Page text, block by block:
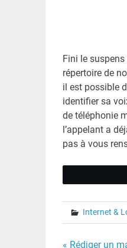
Fini le
répertoire de
il est possible
identifier sa
de téléphonie
l’appelant a
pas à vous
Internet &
« Rédiger un